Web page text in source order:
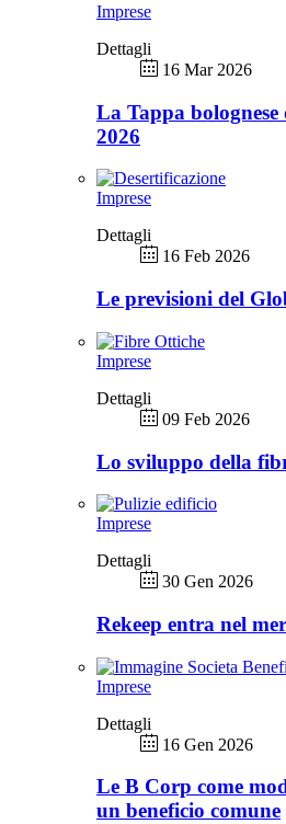
Imprese
Dettagli
16 Mar 2026
La Tappa bolognese
2026
Imprese
Dettagli
16 Feb 2026
Le previsioni del
Imprese
Dettagli
09 Feb 2026
Lo sviluppo della
Imprese
Dettagli
30 Gen 2026
Rekeep entra nel
Imprese
Dettagli
16 Gen 2026
Le B Corp come
un beneficio comune